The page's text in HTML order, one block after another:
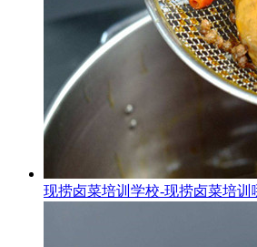
现捞卤菜培训学校-现捞卤菜培训